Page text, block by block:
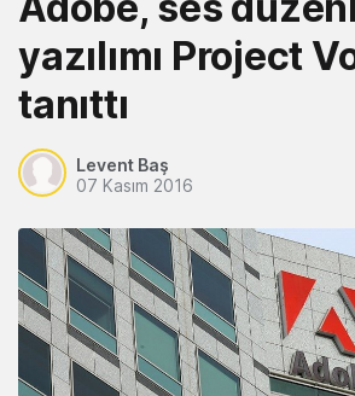
yazılımı Project
tanıttı
Levent Baş
07 Kasım 2016